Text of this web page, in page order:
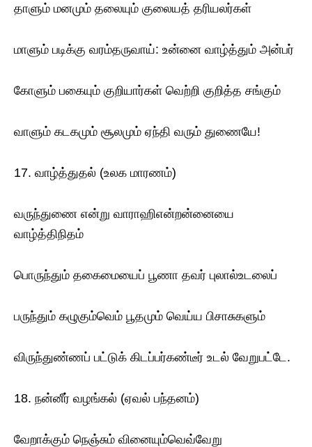
தாளும் மனமும் தலையும் குலையத் தரியலர்கள்
மாளும் படிக்கு வரம்தருவாய்: உன்னை வாழ்த்தும் அன்பர்
கோளும் பகையும் குறியார்கள் வெற்றி குறித்த சங்கும்
வாளும் கடகமும் சூலமும் ஏந்தி வரும் துணையே!
17. வாழ்த்துதல் (உலக மாரணம்)
வருந்துணை என்று வாராஹிஎன்றன்னையை
வாழ்த்திநிதம்
பொருந்தும் தகைமையைப் பூணா தவர் புலால்உடலைப்
பருந்தும் கழுகும்வெம் பூதமும் வெய்ய பிசாசுகளும்
விருந்துண்ணப் பட்டுக் கிடப்பர்கண்டீர் உடல் வேறுபட்டே.
18. நன்னீர் வழங்கல் (ஏவல் பந்தனம்)
வேறாக்கும் நெஞ்சும் வினையும்வெவ்வேறு